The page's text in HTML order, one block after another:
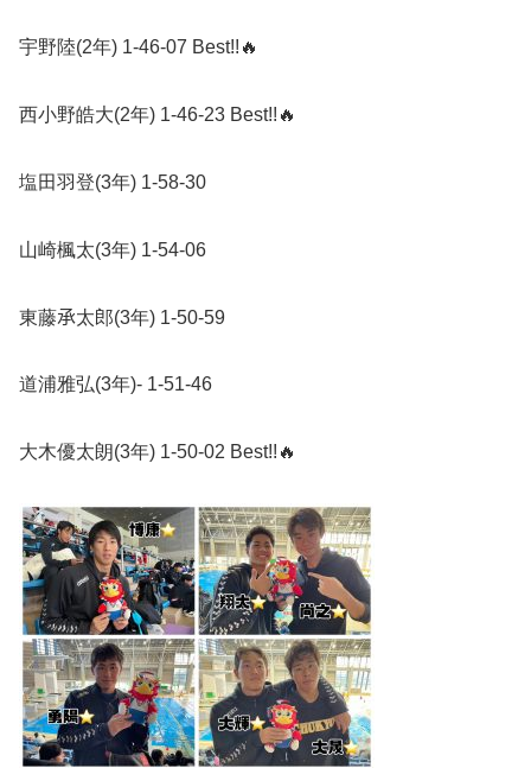
宇野陸(2年) 1-46-07 Best!! 🔥
西小野皓大(2年) 1-46-23 Best!! 🔥
塩田羽登(3年) 1-58-30
山崎楓太(3年) 1-54-06
東藤𠄘太郎(3年) 1-50-59
道浦雅弘(3年)- 1-51-46
大木優太朗(3年) 1-50-02 Best!! 🔥